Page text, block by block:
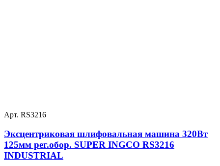
Арт. RS3216
Эксцентриковая шлифовальная машина 320Вт
125мм рег.обор. SUPER INGCO RS3216
INDUSTRIAL